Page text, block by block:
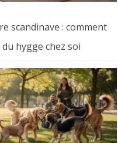
scandinave : comment
du hygge chez soi